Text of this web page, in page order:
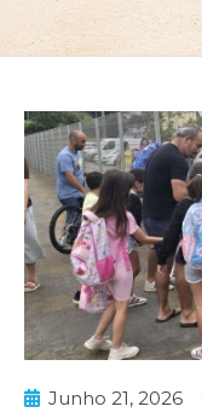
Junho 21, 2026